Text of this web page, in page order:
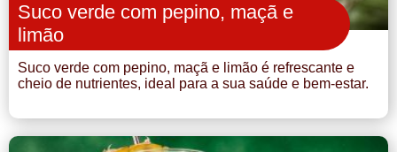
Suco verde com pepino, maçã e
limão
Suco verde com pepino, maçã e limão é refrescante e
cheio de nutrientes, ideal para a sua saúde e bem-estar.